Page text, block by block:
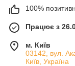
100%
Працює з
м. Київ
03142, вул.
Київ, Україна